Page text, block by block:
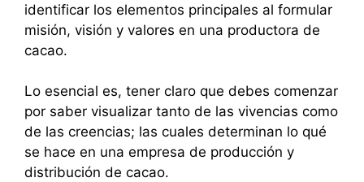
identificar los elementos principales al formular
misión, visión y valores en una productora de
cacao.
Lo esencial es, tener claro que debes comenzar
por saber visualizar tanto de las vivencias como
de las creencias; las cuales determinan lo qué
se hace en una empresa de producción y
distribución de cacao.